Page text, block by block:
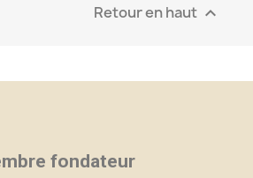
Retour en haut 
fondateur